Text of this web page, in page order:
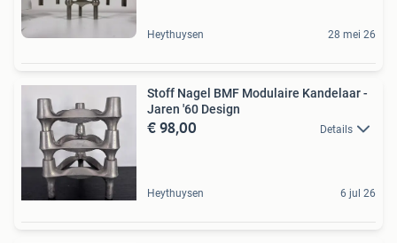
Heythuysen 28 mei 26
Stoff Nagel BMF Modulaire Kandelaar -
Jaren '60 Design
€ 98,00 Details
Heythuysen 6 jul 26